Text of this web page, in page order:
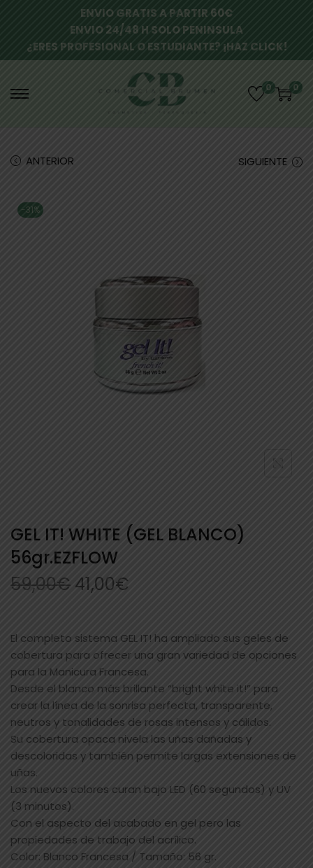
ENVIO GRATIS A PARTIR 60€
ENVIO 24/48 H SOLO PENINSULA
¿ERES PROFESIONAL O ESTUDIANTE? ¡HAZ CLICK!
0 0
ANTERIOR SIGUIENTE
-31%
GEL IT! WHITE (GEL BLANCO)
56gr.EZFLOW
59,00€ 41,00€
El completo sistema GEL IT! ha ampliado sus geles de
cobertura para ofrecer una gran variedad de opciones
para la Manicura Francesa.
Desde el blanco más brillante “bright white it!” para
crear la línea de la sonrisa perfecta, transparente,
neutros y tonalidades de rosas intensos y cálidos.
Su cobertura opaca nivela las uñas dañadas y
descoloridas y también permite largas extensiones de
uñas.
Los nuevos colores curan bajo LED (60 segundos) y UV
(3 minutos).
Con el aspecto del acabado en gel pero las
propiedades de trabajo del acrílico.
Color: Blanco Francesa / Tamaño: 56 gr.